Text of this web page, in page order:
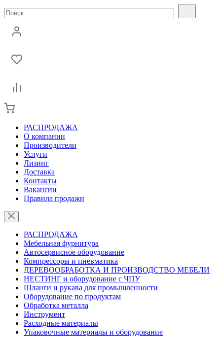
РАСПРОДАЖА
О компании
Производители
Услуги
Лизинг
Доставка
Контакты
Вакансии
Правила продажи
РАСПРОДАЖА
Мебельная фурнитура
Автосервисное оборудование
Компрессоры и пневматика
ДЕРЕВООБРАБОТКА И ПРОИЗВОДСТВО МЕБЕЛИ
НЕСТИНГ и оборудование с ЧПУ
Шланги и рукава для промышленности
Оборудование по продуктам
Обработка металла
Инструмент
Расходные материалы
Упаковочные материалы и оборудование